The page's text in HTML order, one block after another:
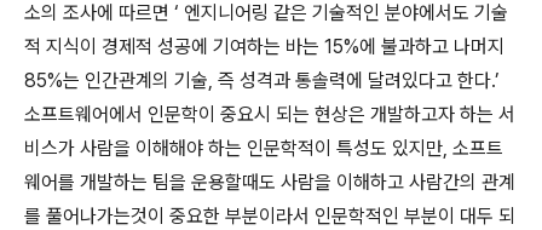
소의 조사에 따르면 ‘ 엔지니어링 같은 기술적인 분야에서도 기술
적 지식이 경제적 성공에 기여하는 바는 15%에 불과하고 나머지
85%는 인간관계의 기술, 즉 성격과 통솔력에 달려있다고 한다.’
소프트웨어에서 인문학이 중요시 되는 현상은 개발하고자 하는 서
비스가 사람을 이해해야 하는 인문학적이 특성도 있지만, 소프트
웨어를 개발하는 팀을 운용할때도 사람을 이해하고 사람간의 관계
를 풀어나가는것이 중요한 부분이라서 인문학적인 부분이 대두 되